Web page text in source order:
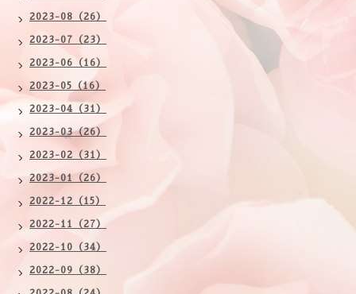
2023-08（26）
2023-07（23）
2023-06（16）
2023-05（16）
2023-04（31）
2023-03（26）
2023-02（31）
2023-01（26）
2022-12（15）
2022-11（27）
2022-10（34）
2022-09（38）